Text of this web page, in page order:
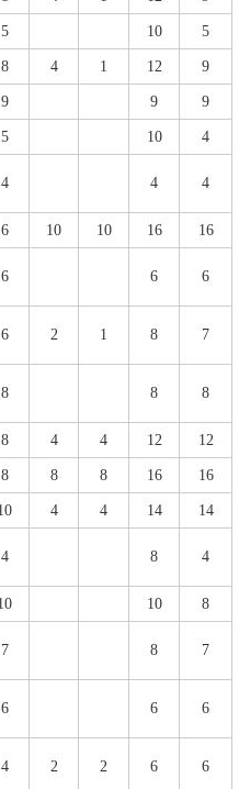
5 10 5
8 4 1 12 9
9 9 9
5 10 4
4 4 4
6 10 10 16 16
6 6 6
6 2 1 8 7
8 8 8
8 4 4 12 12
8 8 8 16 16
4 4 14 14
4 8 4
10 8
7 8 7
6 6 6
4 2 2 6 6